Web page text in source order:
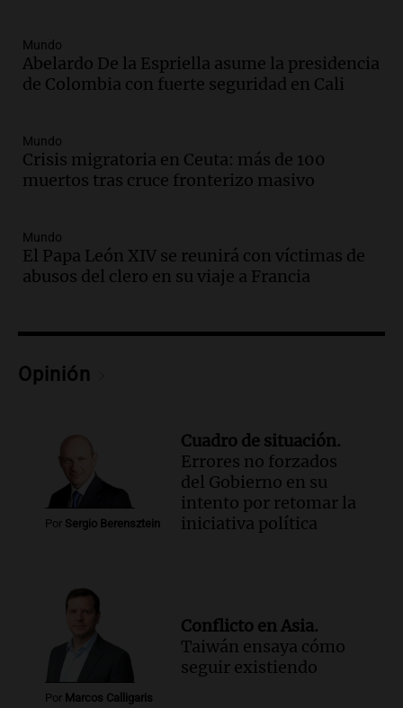
Audio.
cebolla alcanza hasta el 300% en el
mercado de Cofrutos
Audio.Corte de luz en Córdoba: servicio
casi restablecido tras los fuertes vientos
Episodios
Audio.Córdoba enfrenta los estragos del
fuerte viento: árboles y paredes caídas
Audio.
Episodios
Audio.Detuvieron al hijo de Fran
Riquelme tras un operativo con 10
allanamientos en Rosario
Audio.
anticipa humilidad en el Santuario de
San Cayetano
Panorama Federal
Episodios
Audio. El obispo de Buenos Aires
Mundo
Abelardo De la Espriella asume la presidencia
de Colombia con fuerte seguridad en Cali
Mundo
Crisis migratoria en Ceuta: más de 100
muertos tras cruce fronterizo masivo
Mundo
El Papa León XIV se reunirá con víctimas de
abusos del clero en su viaje a Francia
Opinión
Por Sergio Berensztein
Cuadro de situación.
Errores no forzados
del Gobierno en su
intento por retomar la
iniciativa política
Por Marcos Calligaris
Conflicto en Asia.
Taiwán ensaya cómo
seguir existiendo